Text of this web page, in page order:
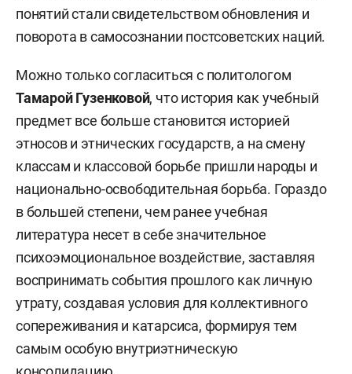
понятий стали свидетельством обновления и
поворота в самосознании постсоветских наций.
Можно только согласиться с политологом
Тамарой Гузенковой, что история как учебный
предмет все больше становится историей
этносов и этнических государств, а на смену
классам и классовой борьбе пришли народы и
национально-освободительная борьба. Гораздо
в большей степени, чем ранее учебная
литература несет в себе значительное
психоэмоциональное воздействие, заставляя
воспринимать события прошлого как личную
утрату, создавая условия для коллективного
сопереживания и катарсиса, формируя тем
самым особую внутриэтническую